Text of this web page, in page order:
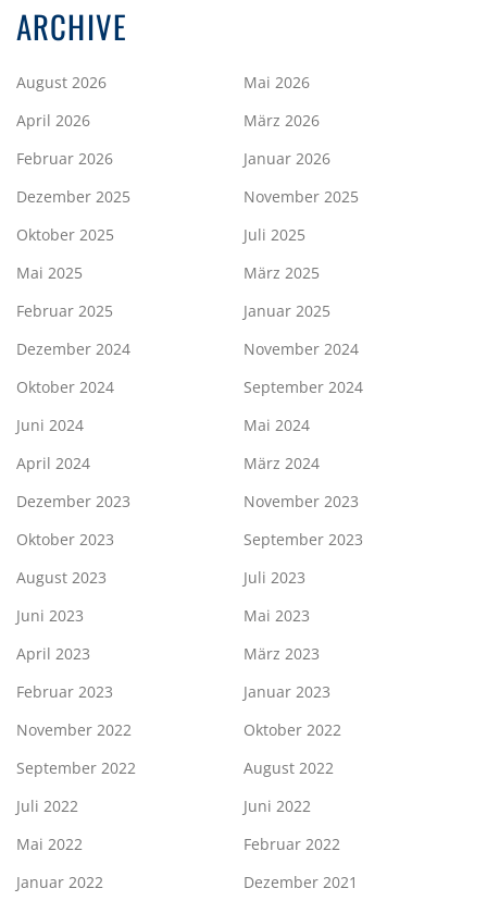
ARCHIVE
August 2026
Mai 2026
April 2026
März 2026
Februar 2026
Januar 2026
Dezember 2025
November 2025
Oktober 2025
Juli 2025
Mai 2025
März 2025
Februar 2025
Januar 2025
Dezember 2024
November 2024
Oktober 2024
September 2024
Juni 2024
Mai 2024
April 2024
März 2024
Dezember 2023
November 2023
Oktober 2023
September 2023
August 2023
Juli 2023
Juni 2023
Mai 2023
April 2023
März 2023
Februar 2023
Januar 2023
November 2022
Oktober 2022
September 2022
August 2022
Juli 2022
Juni 2022
Mai 2022
Februar 2022
Januar 2022
Dezember 2021